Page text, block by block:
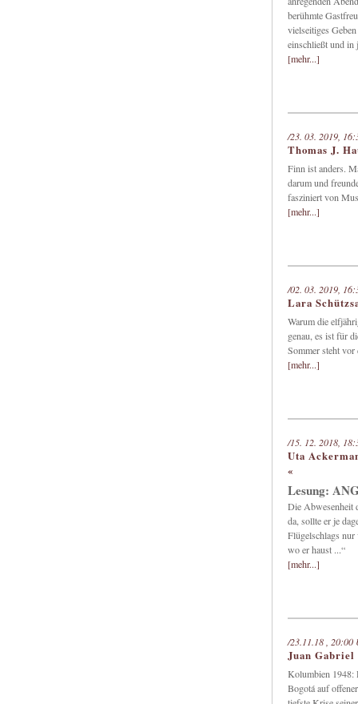
berühmte
vielseitiges
einschließt und in
[mehr...]
/23. 03. 2019,
Thomas J.
Finn ist anders.
darum und
fasziniert von
[mehr...]
/02. 03. 2019,
Lara
Warum die
genau, es ist für
Sommer steht vor
[mehr...]
/15. 12. 2018,
Uta
«
Lesung:
Die Abwesenheit
da, sollte er je
Flügelschlags nur
wo er haust ...“
[mehr...]
/23.11.18 , 20:00
Juan Gabriel
Kolumbien 1948:
Bogotá auf